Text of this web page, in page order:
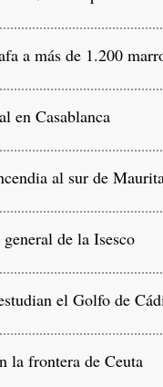
a más de 1.200
en Casablanca
al sur de
de la Isesco
el Golfo de
la frontera de Ceuta